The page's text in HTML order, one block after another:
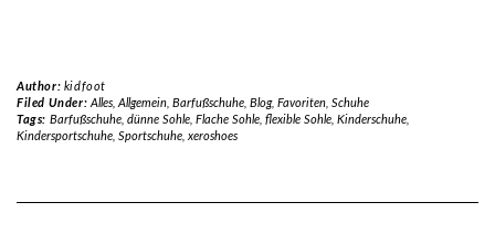
Author: kidfoot
Filed Under:Alles,Allgemein, Barfußschuhe, Blog, Favoriten, Schuhe
Tags: Barfußschuhe, dünne Sohle, Flache Sohle, flexible Sohle, Kinderschuhe,
Kindersportschuhe, Sportschuhe, xeroshoes